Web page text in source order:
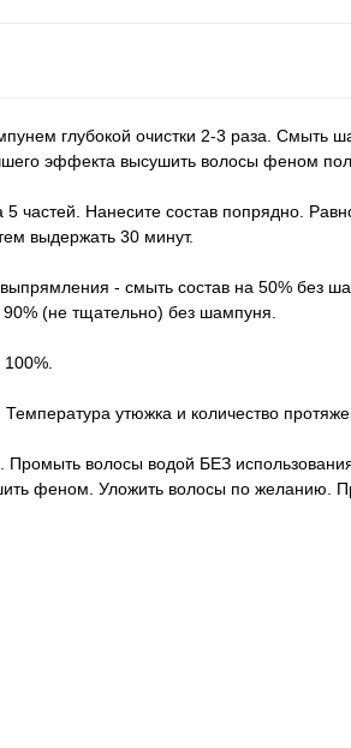
глубокой очистки 2-3 раза. Смыть
эффекта высушить волосы феном
5 частей. Нанесите состав попрядно.
выдержать 30 минут.
- смыть состав на 50% без
(не тщательно) без шампуня.
утюжка и количество
Промыть волосы водой БЕЗ
феном. Уложить волосы по желанию.